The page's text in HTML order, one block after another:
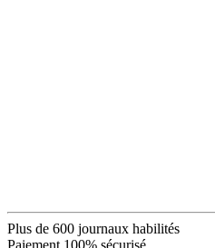
Plus de 600 journaux habilités
Paiement 100% sécurisé